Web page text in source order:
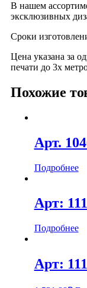
В нашем
эксклюзивных
Сроки
Цена указана за
печати до 3х
Похожие
Арт.
Подробнее
Арт:
Подробнее
Арт: